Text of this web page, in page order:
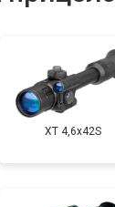
XT 4,6x42S